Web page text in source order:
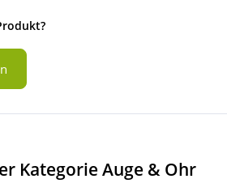
Kategorie Auge & Ohr